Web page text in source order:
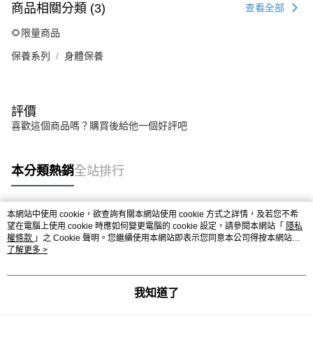
商品相關分類 (3) 查看全部
🌻限量商品
保養系列 身體保養
評價
喜歡這個商品嗎？購買後給他一個好評吧
本分類熱銷全站排行
熱門標籤
本網站中使用 cookie，欲查詢有關本網站使用 cookie 方式之詳情，及若您不希
望在電腦上使用 cookie 時應如何變更電腦的 cookie 設定，請參閱本網站「 隱私
權條款 」之 Cookie 聲明。您繼續使用本網站即表示您同意本公司得按本網站使
用條款之 Cookie 聲明使用 cookie。
了解更多 >
我知道了